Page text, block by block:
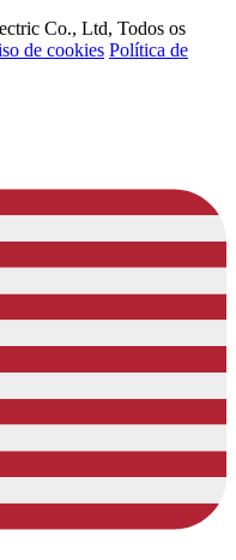
Co., Ltd, Todos os
de cookies Política de